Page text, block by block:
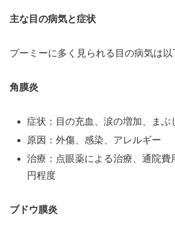
主な目の病気と症状
プーミーに多く見られる目の病気は以
角膜炎
症状：目の充血、涙の増加、まぶ
原因：外傷、感染、アレルギー
治療：点眼薬による治療、通院費
円程度
ブドウ膜炎